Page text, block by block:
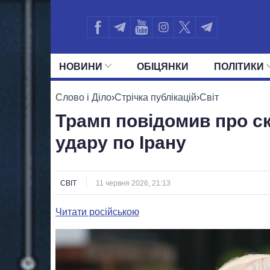
НОВИНИ ОБIЦЯНКИ ПОЛIТИКИ
УСІ ПОЛІТИКИ ПРЕЗИДЕНТ І ОФІС
Слово і Діло›Стрічка публікацій›Світ
Трамп повідомив про
удару по Ірану
СВІТ 11 червня 2026, 21:13
Читати російською